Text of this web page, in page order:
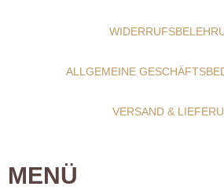
ALLGEMEINE
VERSAND &
MENÜ